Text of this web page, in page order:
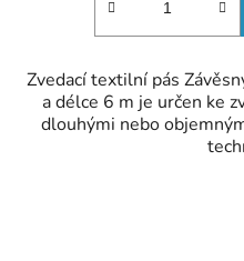
Zvedací textilní pás
a délce 6 m je určen ke
dlouhými nebo